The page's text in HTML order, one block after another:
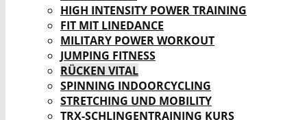
HIGH INTENSITY POWER TRAINING
FIT MIT LINEDANCE
MILITARY POWER WORKOUT
JUMPING FITNESS
RÜCKEN VITAL
SPINNING INDOORCYCLING
STRETCHING UND MOBILITY
TRX-SCHLINGENTRAINING KURS